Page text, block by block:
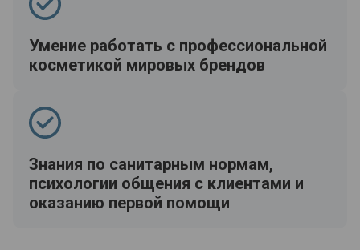
Умение работать с профессиональной
косметикой мировых брендов
Знания по санитарным нормам,
психологии общения с клиентами и
оказанию первой помощи